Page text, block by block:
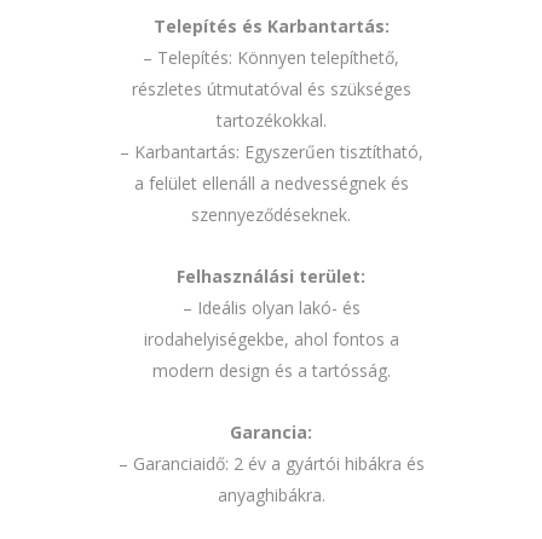
Telepítés és Karbantartás:
– Telepítés: Könnyen telepíthető,
részletes útmutatóval és szükséges
tartozékokkal.
– Karbantartás: Egyszerűen tisztítható,
a felület ellenáll a nedvességnek és
szennyeződéseknek.
Felhasználási terület:
– Ideális olyan lakó- és
irodahelyiségekbe, ahol fontos a
modern design és a tartósság.
Garancia:
– Garanciaidő: 2 év a gyártói hibákra és
anyaghibákra.